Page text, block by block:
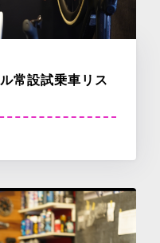
常設試乗車リス